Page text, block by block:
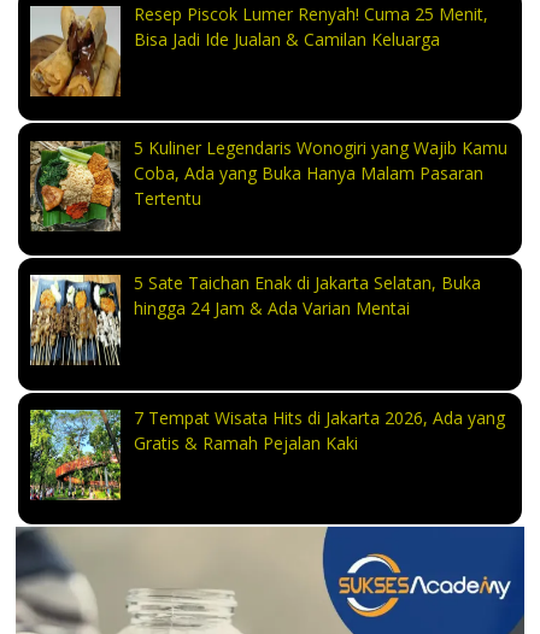
Resep Piscok Lumer Renyah! Cuma 25 Menit,
Bisa Jadi Ide Jualan & Camilan Keluarga
5 Kuliner Legendaris Wonogiri yang Wajib Kamu
Coba, Ada yang Buka Hanya Malam Pasaran
Tertentu
5 Sate Taichan Enak di Jakarta Selatan, Buka
hingga 24 Jam & Ada Varian Mentai
7 Tempat Wisata Hits di Jakarta 2026, Ada yang
Gratis & Ramah Pejalan Kaki